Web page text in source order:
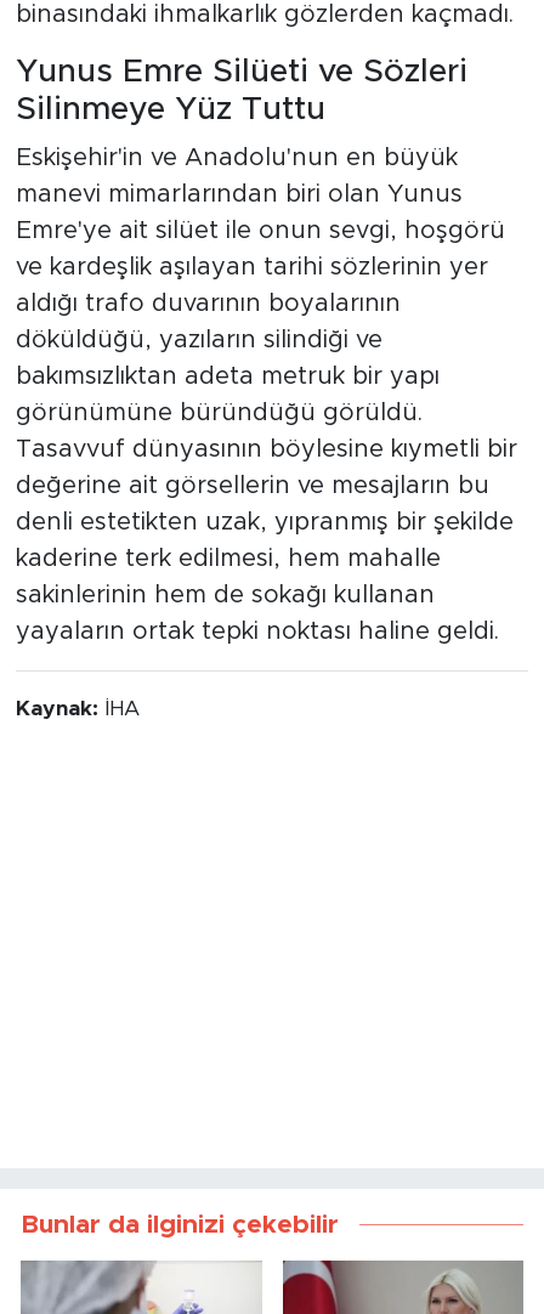
binasındaki ihmalkarlık gözlerden kaçmadı.
Yunus Emre Silüeti ve Sözleri
Silinmeye Yüz Tuttu
Eskişehir'in ve Anadolu'nun en büyük
manevi mimarlarından biri olan Yunus
Emre'ye ait silüet ile onun sevgi, hoşgörü
ve kardeşlik aşılayan tarihi sözlerinin yer
aldığı trafo duvarının boyalarının
döküldüğü, yazıların silindiği ve
bakımsızlıktan adeta metruk bir yapı
görünümüne büründüğü görüldü.
Tasavvuf dünyasının böylesine kıymetli bir
değerine ait görsellerin ve mesajların bu
denli estetikten uzak, yıpranmış bir şekilde
kaderine terk edilmesi, hem mahalle
sakinlerinin hem de sokağı kullanan
yayaların ortak tepki noktası haline geldi.
Kaynak: İHA
Bunlar da ilginizi çekebilir